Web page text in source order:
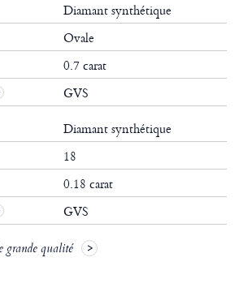
Diamant synthétique
Ovale
0.7 carat
GVS
Diamant synthétique
18
0.18 carat
GVS
grande qualité